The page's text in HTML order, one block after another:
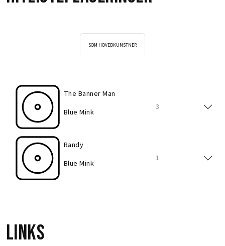
SOM HOVEDKUNSTNER
The Banner Man
Blue Mink
3
Randy
Blue Mink
1
Links